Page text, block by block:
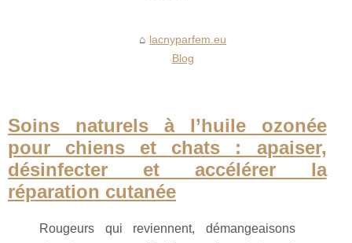
lacnyparfem.eu
Blog
Soins naturels à l’huile ozonée
pour chiens et chats : apaiser,
désinfecter et accélérer la
réparation cutanée
Rougeurs qui reviennent, démangeaisons